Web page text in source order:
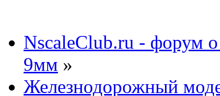
NscaleClub.ru - форум
9мм »
Железнодорожный